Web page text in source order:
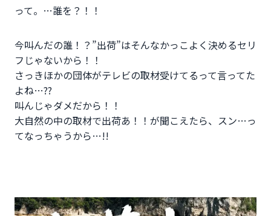
って。…誰を？！！
今叫んだの誰！？”出荷”はそんなかっこよく決めるセリ
フじゃないから！！
さっきほかの団体がテレビの取材受けてるって言ってた
よね…??
叫んじゃダメだから！！
大自然の中の取材で出荷あ！！が聞こえたら、スン…っ
てなっちゃうから…!!